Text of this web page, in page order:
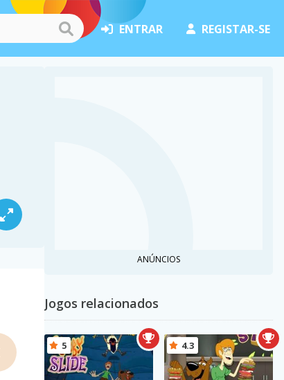
ENTRAR REGISTAR-SE
ANÚNCIOS
Jogos relacionados
5 4.3